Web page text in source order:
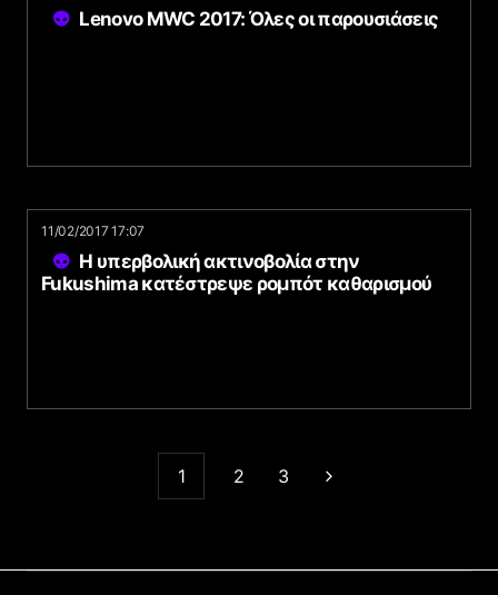
Lenovo MWC 2017: Όλες οι παρουσιάσεις
11/02/2017 17:07
Η υπερβολική ακτινοβολία στην
Fukushima κατέστρεψε ρομπότ καθαρισμού
1 2 3